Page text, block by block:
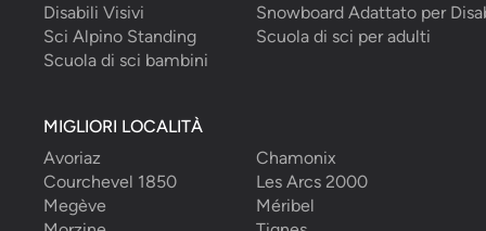
Disabili Visivi
Snowboard Adattato per
Sci Alpino Standing
Scuola di sci per adulti
Scuola di sci bambini
MIGLIORI LOCALITÀ
Avoriaz
Chamonix
Courchevel 1850
Les Arcs 2000
Megève
Méribel